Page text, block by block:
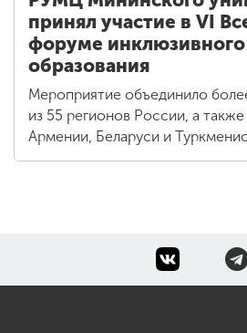
15.06.2026
РУМЦ Мининского
принял участие в VI
форуме
образования
Мероприятие объединило